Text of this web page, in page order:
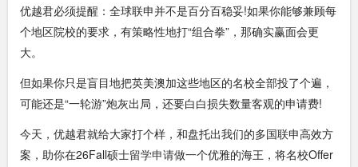
优越君必须提醒：全球联申并不是百分百稳妥!如果你能够兼顾每
个地区院校的要求，有策略性地打“组合拳”，那确实赢面会更
大。
但如果你只是盲目地把英美澳加这些地区的名校全部投了个遍，
可能还是“一轮游”炮灰出局，还要白白损失数量客观的申请费!
今天，优越君就给大家打个样，和盘托出我们的多国联申高效方
案，助你在26Fall硕士留学申请做一个优雅的海王，将名校Offer